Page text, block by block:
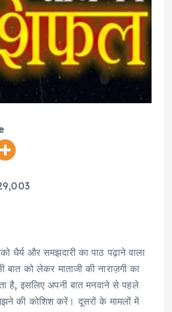
धैर्य और समझदारी का पाठ पढ़ाने वाला
बात को लेकर माताजी की नाराज़गी का
है, इसलिए अपनी बात मनवाने से पहले
की कोशिश करें। दूसरों के मामलों में